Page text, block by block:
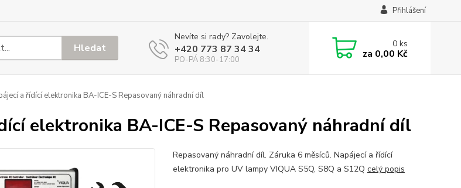
Přihlášení
Hledat
Nevíte si rady? Zavolejte.
+420 773 87 34 34
PO-PÁ 8:30-17:00
0ks
za 0,00 Kč
a řídící elektronika BA-ICE-S Repasovaný náhradní díl
elektronika BA-ICE-S Repasovaný náhradní díl
Repasovaný náhradní díl. Záruka 6 měsíců. Napájecí a řídící
elektronika pro UV lampy VIQUA S5Q, S8Q a S12Q celý popis